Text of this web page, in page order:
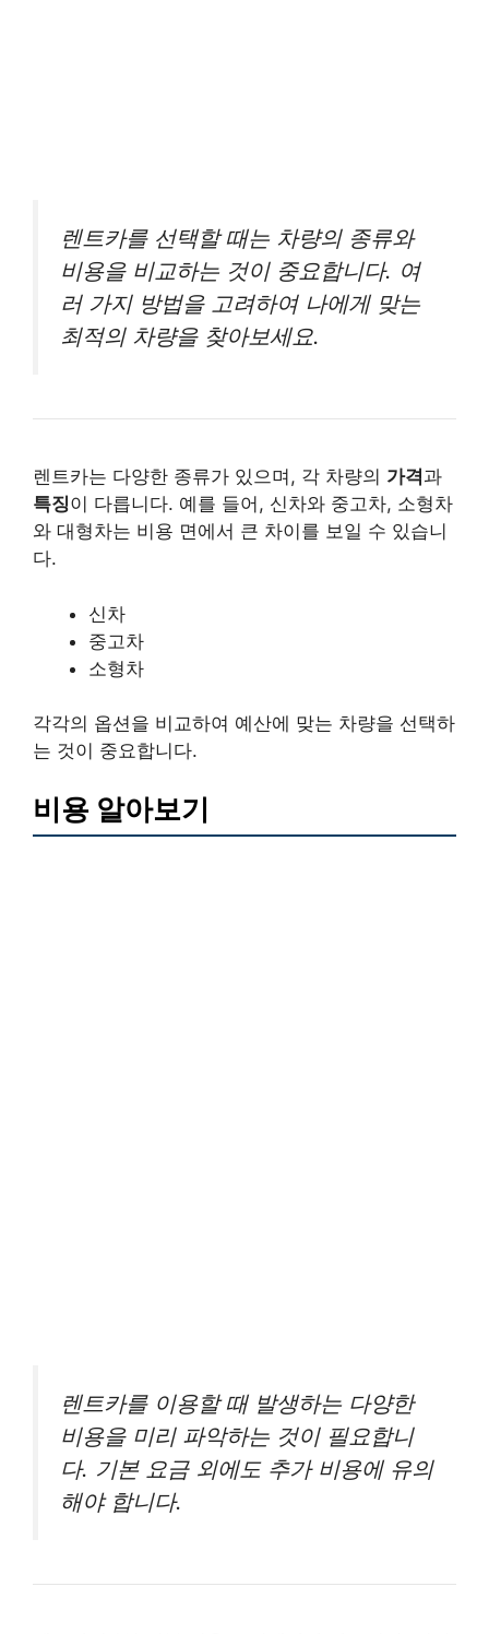
렌트카를 선택할 때는 차량의 종류와
비용을 비교하는 것이 중요합니다. 여
러 가지 방법을 고려하여 나에게 맞는
최적의 차량을 찾아보세요.
렌트카는 다양한 종류가 있으며, 각 차량의 가격과
특징이 다릅니다. 예를 들어, 신차와 중고차, 소형차
와 대형차는 비용 면에서 큰 차이를 보일 수 있습니
다.
신차
중고차
소형차
각각의 옵션을 비교하여 예산에 맞는 차량을 선택하
는 것이 중요합니다.
비용 알아보기
렌트카를 이용할 때 발생하는 다양한
비용을 미리 파악하는 것이 필요합니
다. 기본 요금 외에도 추가 비용에 유의
해야 합니다.